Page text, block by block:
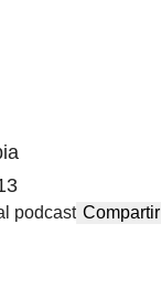
podcast Compartir